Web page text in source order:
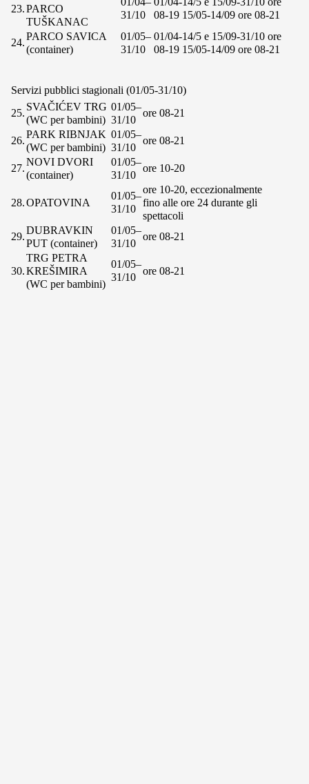
23.PARCO
TUŠKANAC
31/10
08-19 15/05-14/09 ore 08-21
24.
PARCO SAVICA
(container)
01/05–
31/10
01/04-14/5 e 15/09-31/10 ore
08-19 15/05-14/09 ore 08-21
Servizi pubblici stagionali (01/05-31/10)
25.
SVAČIĆEV TRG
(WC per bambini)
01/05–
31/10
ore 08-21
26.
PARK RIBNJAK
(WC per bambini)
01/05–
31/10
ore 08-21
27.
NOVI DVORI
(container)
01/05–
31/10
ore 10-20
28.OPATOVINA
01/05–
31/10
ore 10-20, eccezionalmente
fino alle ore 24 durante gli
spettacoli
29.
DUBRAVKIN
PUT (container)
01/05–
31/10
ore 08-21
30.
TRG PETRA
KREŠIMIRA
(WC per bambini)
01/05–
31/10
ore 08-21